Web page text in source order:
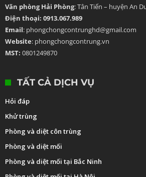
Văn phòng Hải Phòng: Tân Tiến – huyện An
Điện thoại: 0913.067.989
Email: phongchongcontrunghd@gmail.com
Website: phongchongcontrung.vn
MST: 0801249870
TẤT CẢ DỊCH VỤ
Hỏi đáp
Khử trùng
Phòng và diệt côn trùng
Phòng và diệt mối
Phòng và diệt mối tại Bắc Ninh